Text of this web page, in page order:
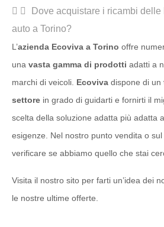
Dove acquistare i ricambi
auto a Torino?
L’azienda Ecoviva a Torino offre
una vasta gamma di prodotti adatti a
marchi di veicoli. Ecoviva dispone di un
settore in grado di guidarti e fornirti il
scelta della soluzione adatta più adatta
esigenze. Nel nostro punto vendita o
verificare se abbiamo quello che stai
Visita il nostro sito per farti un’idea dei
le nostre ultime offerte.